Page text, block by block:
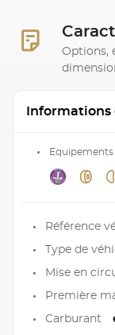
Options,
Informations
Equipements
Référence
Type de
Mise en
Première
Carburant